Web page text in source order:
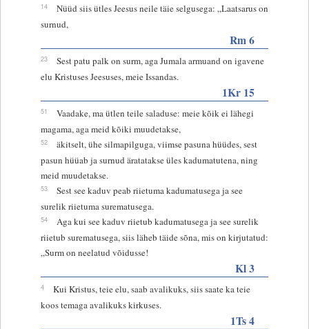
14
Nüüd siis ütles Jeesus neile täie selgusega: „Laatsarus on
surnud,
Rm 6
23
Sest patu palk on surm, aga Jumala armuand on igavene
elu Kristuses Jeesuses, meie Issandas.
1Kr 15
51
Vaadake, ma ütlen teile saladuse: meie kõik ei lähegi
magama, aga meid kõiki muudetakse,
52
äkitselt, ühe silmapilguga, viimse pasuna hüüdes, sest
pasun hüüab ja surnud äratatakse üles kadumatutena, ning
meid muudetakse.
53
Sest see kaduv peab riietuma kadumatusega ja see
surelik riietuma surematusega.
54
Aga kui see kaduv riietub kadumatusega ja see surelik
riietub surematusega, siis läheb täide sõna, mis on kirjutatud:
„Surm on neelatud võidusse!
Kl 3
4
Kui Kristus, teie elu, saab avalikuks, siis saate ka teie
koos temaga avalikuks kirkuses.
1Ts 4